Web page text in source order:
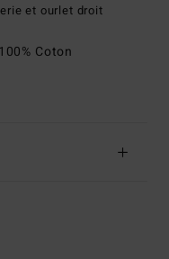
et ourlet droit
Coton